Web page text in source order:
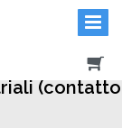
(contatto